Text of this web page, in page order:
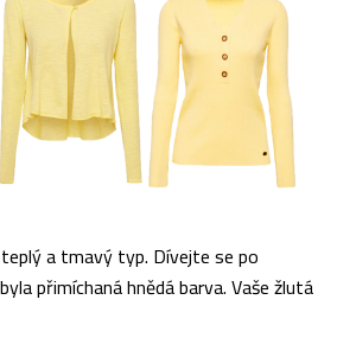
a tmavý typ. Dívejte se po
přimíchaná hnědá barva. Vaše žlutá